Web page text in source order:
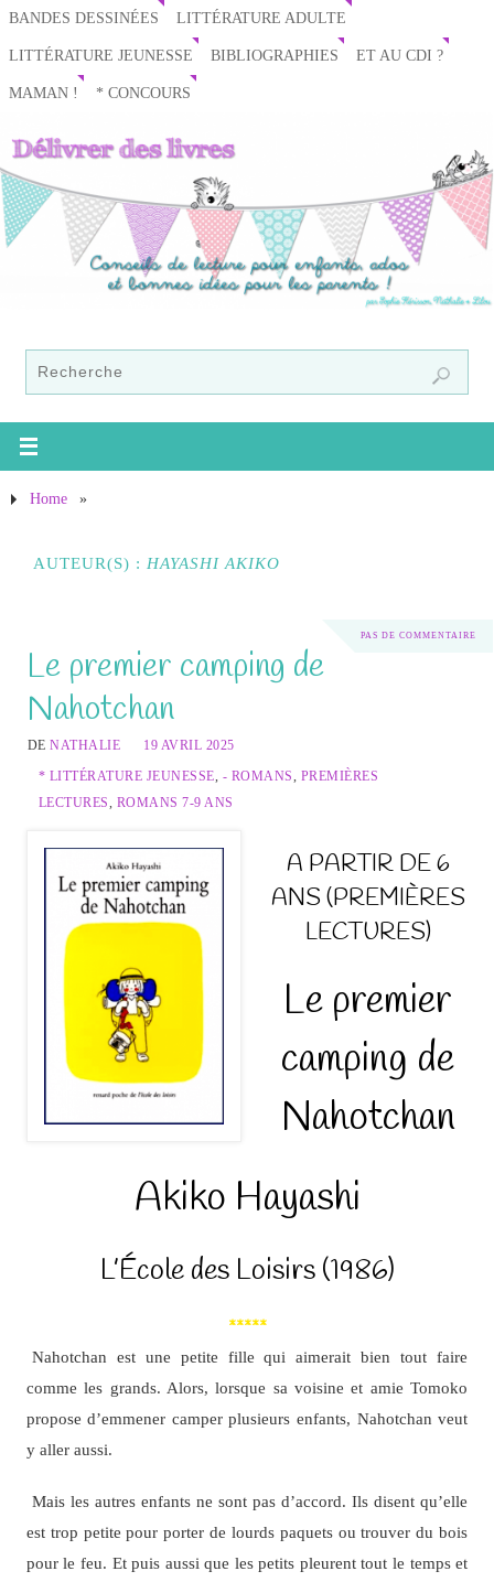
BANDES DESSINÉES LITTÉRATURE ADULTE
LITTÉRATURE JEUNESSE BIBLIOGRAPHIES ET AU CDI ?
MAMAN ! * CONCOURS
Home »
AUTEUR(S) : HAYASHI AKIKO
PAS DE COMMENTAIRE
Le premier camping de
Nahotchan
DENATHALIE
19 AVRIL 2025
* LITTÉRATURE JEUNESSE, - ROMANS, PREMIÈRES
LECTURES, ROMANS 7-9 ANS
A PARTIR DE 6
ANS (PREMIÈRES
LECTURES)
Le premier
camping de
Nahotchan
Akiko Hayashi
L’École des Loisirs (1986)
*****
Nahotchan est une petite fille qui aimerait bien tout faire
comme les grands. Alors, lorsque sa voisine et amie Tomoko
propose d’emmener camper plusieurs enfants, Nahotchan veut
y aller aussi.
Mais les autres enfants ne sont pas d’accord. Ils disent qu’elle
est trop petite pour porter de lourds paquets ou trouver du bois
pour le feu. Et puis aussi que les petits pleurent tout le temps et